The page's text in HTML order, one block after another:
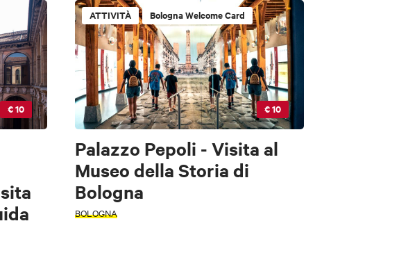
€ 10
ATTIVITÀ Bologna Welcome Card
€ 10
Palazzo Pepoli - Visita al
Museo della Storia di
Bologna
BOLOGNA